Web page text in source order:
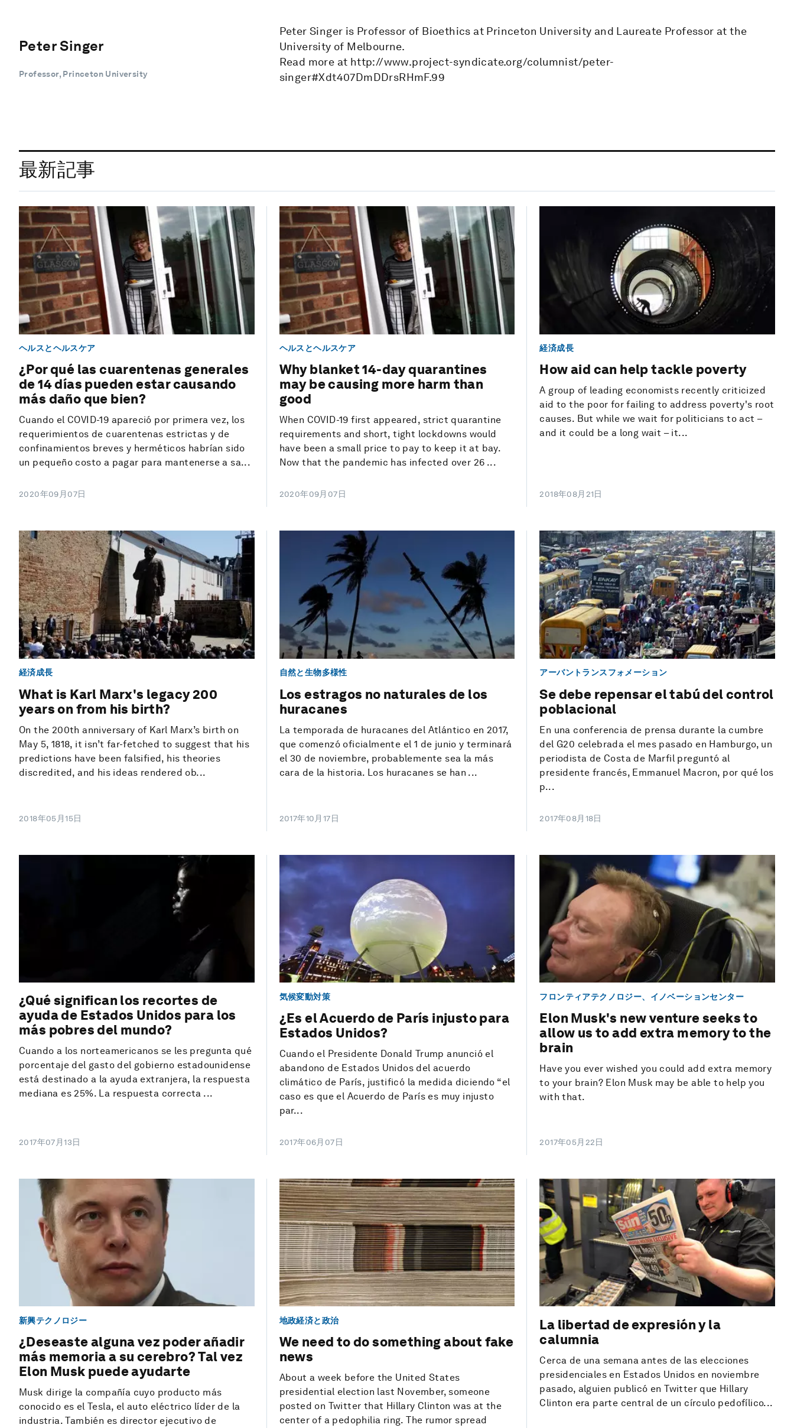
Peter Singer
Professor, Princeton University
Peter Singer is Professor of Bioethics at Princeton University and Laureate Professor at the
University of Melbourne.
Read more at http://www.project-syndicate.org/columnist/peter-
singer#Xdt407DmDDrsRHmF.99
最新記事
ヘルスとヘルスケア
¿Por qué las cuarentenas generales
de 14 días pueden estar causando
más daño que bien?
Cuando el COVID-19 apareció por primera vez, los
requerimientos de cuarentenas estrictas y de
confinamientos breves y herméticos habrían sido
un pequeño costo a pagar para mantenerse a sa...
2020年09月07日
ヘルスとヘルスケア
Why blanket 14-day quarantines
may be causing more harm than
good
When COVID-19 first appeared, strict quarantine
requirements and short, tight lockdowns would
have been a small price to pay to keep it at bay.
Now that the pandemic has infected over 26 ...
2020年09月07日
経済成長
How aid can help tackle poverty
A group of leading economists recently criticized
aid to the poor for failing to address poverty's root
causes. But while we wait for politicians to act –
and it could be a long wait – it...
2018年08月21日
経済成長
What is Karl Marx's legacy 200
years on from his birth?
On the 200th anniversary of Karl Marx’s birth on
May 5, 1818, it isn’t far-fetched to suggest that his
predictions have been falsified, his theories
discredited, and his ideas rendered ob...
2018年05月15日
自然と生物多様性
Los estragos no naturales de los
huracanes
La temporada de huracanes del Atlántico en 2017,
que comenzó oficialmente el 1 de junio y terminará
el 30 de noviembre, probablemente sea la más
cara de la historia. Los huracanes se han ...
2017年10月17日
アーバントランスフォメーション
Se debe repensar el tabú del control
poblacional
En una conferencia de prensa durante la cumbre
del G20 celebrada el mes pasado en Hamburgo, un
periodista de Costa de Marfil preguntó al
presidente francés, Emmanuel Macron, por qué los
p...
2017年08月18日
¿Qué significan los recortes de
ayuda de Estados Unidos para los
más pobres del mundo?
Cuando a los norteamericanos se les pregunta qué
porcentaje del gasto del gobierno estadounidense
está destinado a la ayuda extranjera, la respuesta
mediana es 25%. La respuesta correcta ...
2017年07月13日
気候変動対策
¿Es el Acuerdo de París injusto para
Estados Unidos?
Cuando el Presidente Donald Trump anunció el
abandono de Estados Unidos del acuerdo
climático de París, justificó la medida diciendo “el
caso es que el Acuerdo de París es muy injusto
par...
2017年06月07日
フロンティアテクノロジー、イノベーションセンター
Elon Musk's new venture seeks to
allow us to add extra memory to the
brain
Have you ever wished you could add extra memory
to your brain? Elon Musk may be able to help you
with that.
2017年05月22日
新興テクノロジー
¿Deseaste alguna vez poder añadir
más memoria a su cerebro? Tal vez
Elon Musk puede ayudarte
Musk dirige la compañía cuyo producto más
conocido es el Tesla, el auto eléctrico líder de la
industria. También es director ejecutivo de
地政経済と政治
We need to do something about fake
news
About a week before the United States
presidential election last November, someone
posted on Twitter that Hillary Clinton was at the
center of a pedophilia ring. The rumor spread
La libertad de expresión y la
calumnia
Cerca de una semana antes de las elecciones
presidenciales en Estados Unidos en noviembre
pasado, alguien publicó en Twitter que Hillary
Clinton era parte central de un círculo pedofílico...